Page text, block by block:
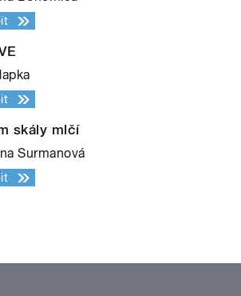
skály mlčí
Surmanová